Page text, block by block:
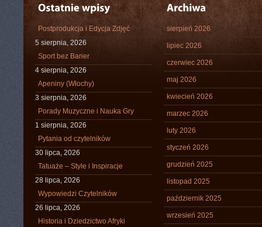
Postprodukcja i Edycja Zdjęć
5 sierpnia, 2026
Sport bez Barier
4 sierpnia, 2026
Apeniny (Włochy)
3 sierpnia, 2026
Porady Muzyczne i Nauka Gry
1 sierpnia, 2026
Pytania od czytelników
30 lipca, 2026
Tatuaże – Style i Inspiracje
28 lipca, 2026
Wypowiedzi Czytelników
26 lipca, 2026
Historia i Dziedzictwo Afryki
sierpień 2026
lipiec 2026
czerwiec 2026
maj 2026
kwiecień 2026
marzec 2026
luty 2026
styczeń 2026
grudzień 2025
listopad 2025
październik 2025
wrzesień 2025